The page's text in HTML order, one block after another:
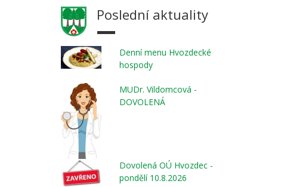
Poslední aktuality
Denní menu Hvozdecké
hospody
MUDr. Vildomcová -
DOVOLENÁ
Dovolená OÚ Hvozdec -
pondělí 10.8.2026